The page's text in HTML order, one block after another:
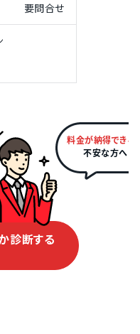
要問合せ
料金が納得できる
不安な方へ
診断する